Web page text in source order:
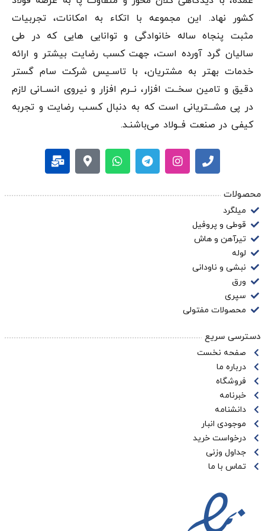
کشور نهاد. این مجموعه با اتکاء به امکانات، تجربیات
مثبت پنجاه ساله خانوادگی و توانایی هایی که در طی
سالیان گرد آورده است، جهت کسب رضایت بیشتر و ارائه
خدمات بهتر به مشتریان، با تاسـیس شرکت سام گستر
دقيق و تامین سخــت افزار، نــرم افزار و نیروی انســانی لازم
در پی مشـــتریانی است که به دنبال کسـب رضایت و تجربه
کیفی در صنعت فــولاد می‌باشنـد.
محصولات
میلگرد
قوطی و پروفیل
تیرآهن و هاش
لوله
نبشی و ناودانی
ورق
سپری
محصولات مفتولی
دسترسی سریع
صفحه نخست
درباره ما
فروشگاه
خبرنامه
دانشنامه
موجودی انبار
درخواست خرید
جداول وزنی
تماس با ما